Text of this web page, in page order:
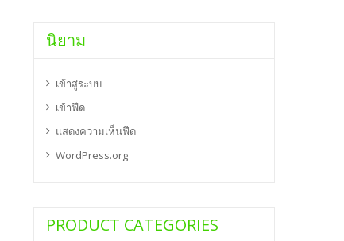
นิยาม
เข้าสู่ระบบ
เข้าฟีด
แสดงความเห็นฟีด
WordPress.org
PRODUCT CATEGORIES